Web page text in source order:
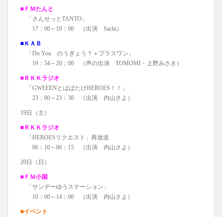
■ＦＭたんと
「さんせっとTANTO」
17：00～19：00 （出演 Sachi）
■ＫＡＢ
「Do You のうぎょう？＋プラスワン」
19：54～20：00 （声の出演 TOMOMI・上野みさき）
■ＲＫＫラジオ
「GWEEENとはばたけHEROES！！」
23：00～23：30 （出演 内山さよ）
19日（土）
■ＲＫＫラジオ
「HEROESリクエスト」再放送
06：10～06：15 （出演 内山さよ）
20日（日）
■ＦＭ小国
「サンデーゆうステーション」
10：00～14：00 （出演 内山さよ）
■イベント